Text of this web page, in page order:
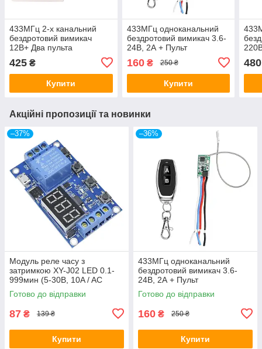
433МГц 2-х канальний
бездротовий вимикач
12В+ Два пульта
425 ₴
Купити
433МГц одноканальний
бездротовий вимикач 3.6-
24В, 2А + Пульт
160₴ 250 ₴
Купити
480
Акційні пропозиції та новинки
–37%
Модуль реле часу з
затримкою XY-J02 LED 0.1-
999мин (5-30В, 10A / AC
250В)
Готово до відправки
87 ₴ 139 ₴
Купити
–36%
433МГц одноканальний
бездротовий вимикач 3.6-
24В, 2А + Пульт
Готово до відправки
160 ₴ 250 ₴
Купити